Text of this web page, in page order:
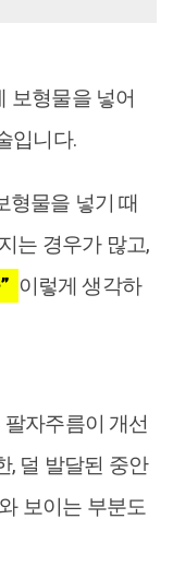
보형물을 넣어
입니다.
형물을 넣기 때
는 경우가 많고,
이렇게 생각하
자주름이 개선
, 덜 발달된 중안
보이는 부분도